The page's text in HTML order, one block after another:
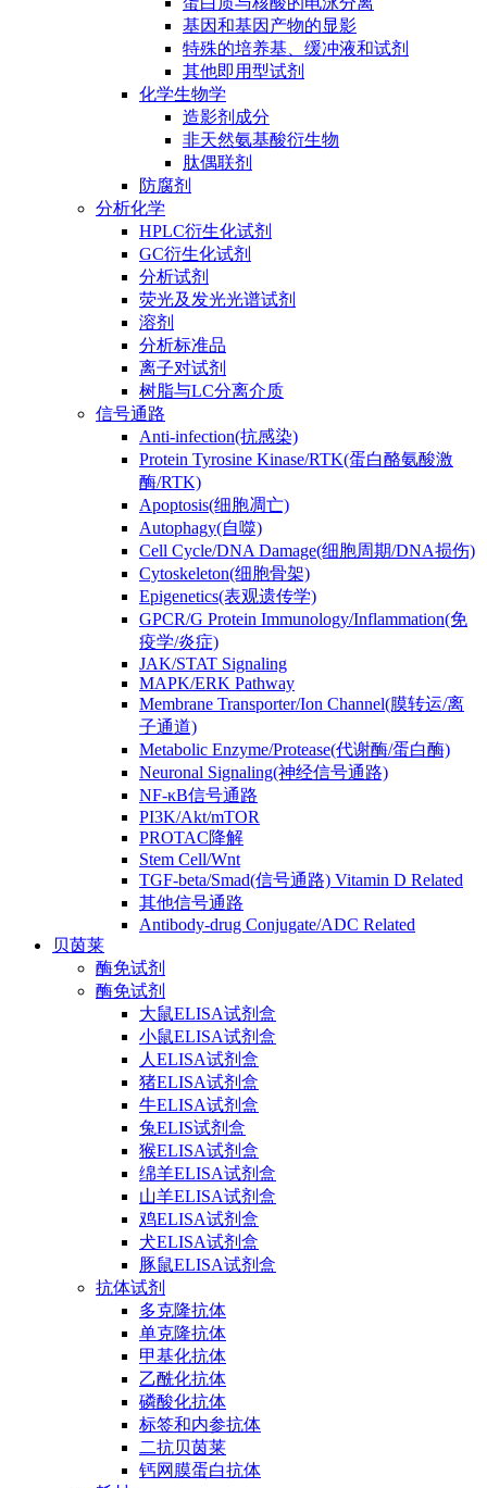
基因和基因产物的显影
特殊的培养基、缓冲液和试剂
其他即用型试剂
化学生物学
造影剂成分
非天然氨基酸衍生物
肽偶联剂
防腐剂
分析化学
HPLC衍生化试剂
GC衍生化试剂
分析试剂
荧光及发光光谱试剂
溶剂
分析标准品
离子对试剂
树脂与LC分离介质
信号通路
Anti-infection(抗感染)
Protein Tyrosine Kinase/RTK(蛋白酪氨酸激
酶/RTK)
Apoptosis(细胞凋亡)
Autophagy(自噬)
Cell Cycle/DNA Damage(细胞周期/DNA损伤)
Cytoskeleton(细胞骨架)
Epigenetics(表观遗传学)
GPCR/G Protein Immunology/Inflammation(免
疫学/炎症)
JAK/STAT Signaling
MAPK/ERK Pathway
Membrane Transporter/Ion Channel(膜转运/离
子通道)
Metabolic Enzyme/Protease(代谢酶/蛋白酶)
Neuronal Signaling(神经信号通路)
NF-κB信号通路
PI3K/Akt/mTOR
PROTAC降解
Stem Cell/Wnt
TGF-beta/Smad(信号通路) Vitamin D Related
其他信号通路
Antibody-drug Conjugate/ADC Related
贝茵莱
酶免试剂
酶免试剂
大鼠ELISA试剂盒
小鼠ELISA试剂盒
人ELISA试剂盒
猪ELISA试剂盒
牛ELISA试剂盒
兔ELIS试剂盒
猴ELISA试剂盒
绵羊ELISA试剂盒
山羊ELISA试剂盒
鸡ELISA试剂盒
犬ELISA试剂盒
豚鼠ELISA试剂盒
抗体试剂
多克隆抗体
单克隆抗体
甲基化抗体
乙酰化抗体
磷酸化抗体
标签和内参抗体
二抗贝茵莱
钙网膜蛋白抗体